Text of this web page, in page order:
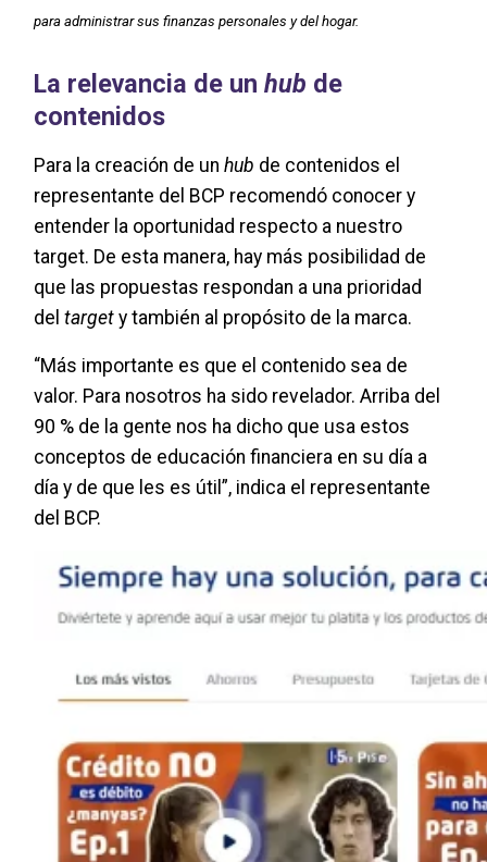
para administrar sus finanzas personales y del hogar.
La relevancia de un hub de
contenidos
Para la creación de un hub de contenidos el
representante del BCP recomendó conocer y
entender la oportunidad respecto a nuestro
target. De esta manera, hay más posibilidad de
que las propuestas respondan a una prioridad
del targety también al propósito de la marca.
“Más importante es que el contenido sea de
valor. Para nosotros ha sido revelador. Arriba del
90 % de la gente nos ha dicho que usa estos
conceptos de educación financiera en su día a
día y de que les es útil”, indica el representante
del BCP.